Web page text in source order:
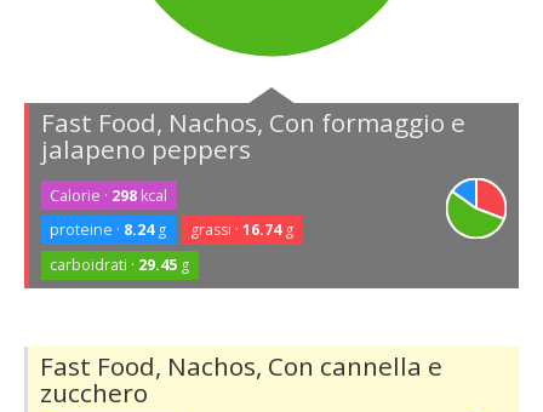
Fast Food, Nachos, Con formaggio e
jalapeno peppers
Calorie · 298 kcal
proteine · 8.24g grassi · 16.74g
carboidrati · 29.45 g
Fast Food, Nachos, Con cannella e
zucchero